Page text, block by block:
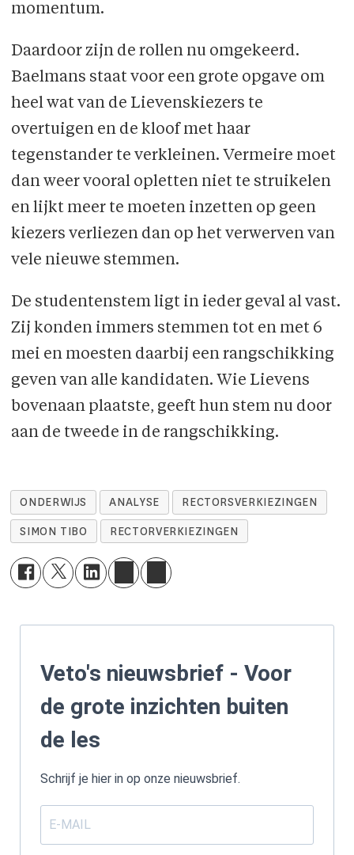
momentum.
Daardoor zijn de rollen nu omgekeerd.
Baelmans staat voor een grote opgave om
heel wat van de Lievenskiezers te
overtuigen en de kloof met haar
tegenstander te verkleinen. Vermeire moet
dan weer vooral opletten niet te struikelen
en lijkt meer te moeten inzetten op geen
kiezers verliezen dan op het verwerven van
vele nieuwe stemmen.
De studentenstem ligt in ieder geval al vast.
Zij konden immers stemmen tot en met 6
mei en moesten daarbij een rangschikking
geven van alle kandidaten. Wie Lievens
bovenaan plaatste, geeft hun stem nu door
aan de tweede in de rangschikking.
ONDERWIJS ANALYSE RECTORSVERKIEZINGEN
SIMON TIBO RECTORVERKIEZINGEN
Veto's nieuwsbrief - Voor
de grote inzichten buiten
de les
Schrijf je hier in op onze nieuwsbrief.